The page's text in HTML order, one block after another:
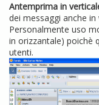
Antemprima in
dei messaggi anche
Personalmente uso
in orizzantale) poichè
utenti.